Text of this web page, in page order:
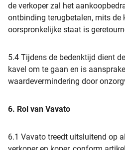
de verkoper zal het
ontbinding terugbetalen, mits de
oorspronkelijke staat is
5.4 Tijdens de bedenktijd dient
kavel om te gaan en is
waardevermindering door
6. Rol van Vavato
6.1 Vavato treedt uitsluitend op